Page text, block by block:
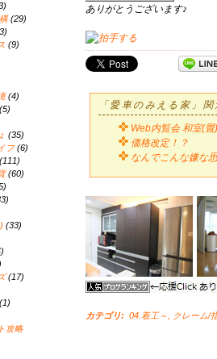
ありがとうございます♪
「愛車のみえる家」
Web内覧会 和室(
価格改定！？
なんでこんな嫌な
カテゴリ: 04.着工～ クレーム/
(29)
(9)
(4)
(5)
(35)
フ (6)
(60)
(33)
(17)
攻略